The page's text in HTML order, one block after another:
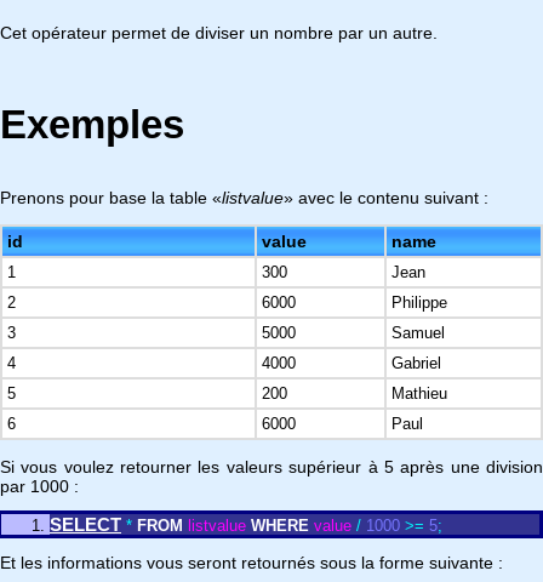
Cet opérateur permet de diviser un nombre par un autre.
Exemples
Prenons pour base la table «listvalue» avec le contenu suivant :
id value name
1 300
Jean
2
6000
Philippe
3
5000
Samuel
4
4000
Gabriel
5
200
Mathieu
6
6000 Paul
Si vous voulez retourner les valeurs supérieur à 5 après une division
par 1000 :
SELECT * FROM listvalue WHERE value / 1000 >= 5;
Et les informations vous seront retournés sous la forme suivante :